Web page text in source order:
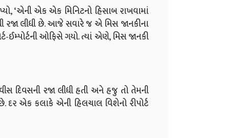
‘એની એક એક મિનિટનો હિસાબ રાખવામાં
લીધી છે. આજે સવારે જ એ મિસ જાનકીના
ઓફિસે ગયો. ત્યાં એણે, મિસ જાનકી
દિવસની રજા લીધી હતી અને હજુ તો તેમની
દર એક કલાકે એની હિલચાલ વિશેનો રીપોર્ટ